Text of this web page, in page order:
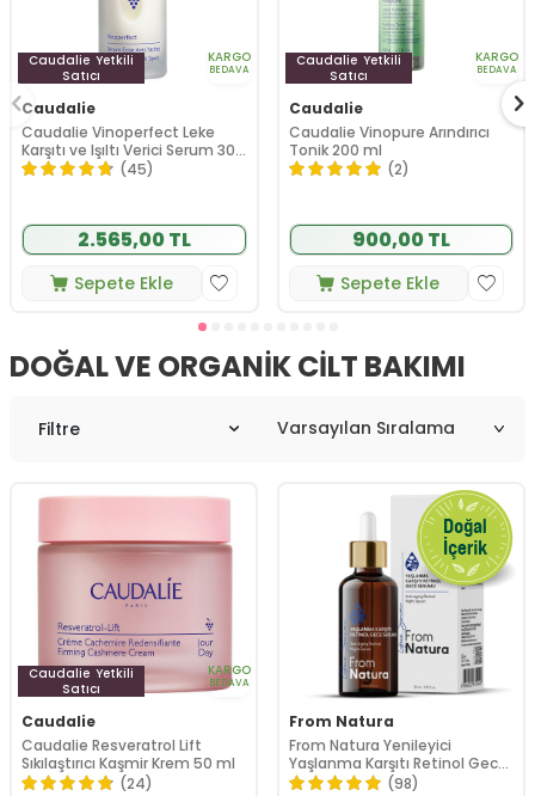
Caudalie Yetkili
Satıcı
KARGO
BEDAVA
Caudalie
Caudalie Vinoperfect Leke
Karşıtı ve Işıltı Verici Serum 30
ml
(45)
2.565,00 TL
Sepete Ekle
Caudalie Yetkili
Satıcı
KARGO
BEDAVA
Caudalie
Caudalie Vinopure Arındırıcı
Tonik 200 ml
(2)
900,00 TL
Sepete Ekle
DOĞAL VE ORGANIK CILT BAKIMI
Filtre
Caudalie Yetkili
Satıcı
KARGO
BEDAVA
Caudalie
Caudalie Resveratrol Lift
Sıkılaştırıcı Kaşmir Krem 50 ml
(24)
From Natura
From Natura Yenileyici
Yaşlanma Karşıtı Retinol Gece
Serumu 30 ml(98)